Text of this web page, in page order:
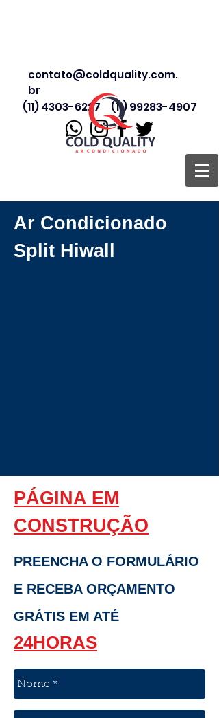
contato@coldquality.com.
br
(11) 4303-6227 (11) 99283-4907
Ar Condicionado
Split Hiwall
PÁGINA EM
CONSTRUÇÃO
PREENCHA O FORMULÁRIO
E RECEBA ORÇAMENTO
GRÁTIS EM ATÉ
24HORAS